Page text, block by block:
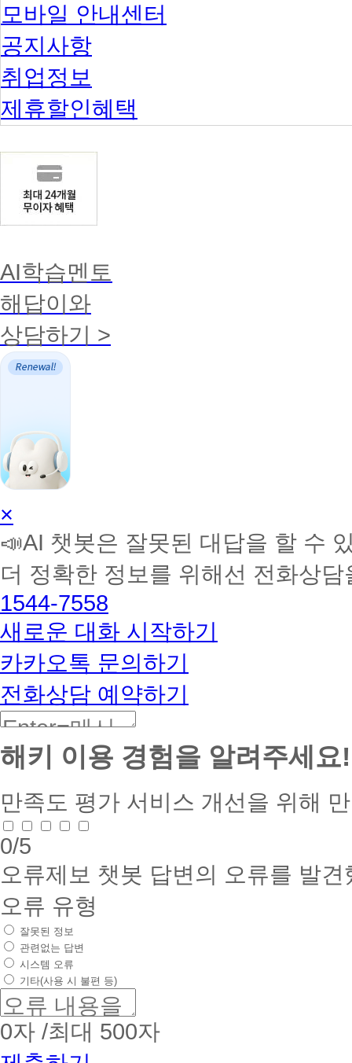
모바일 안내센터
공지사항
취업정보
제휴할인혜택
AI학습멘토
해답이와
상담하기 >
AI
학
습
토
커
BETA
×
📣AI 챗봇은 잘못된 대답을 할 수
더 정확한 정보를 위해선 전화상
1544-7558
새로운 대화 시작하기
카카오톡 문의하기
전화상담 예약하기
해키 이용 경험을 알려주세요!
만족도 평가 서비스 개선을 위해
0/5
오류제보 챗봇 답변의 오류를 발
오류 유형
잘못된 정보
관련없는 답변
시스템 오류
기타(사용 시 불편 등)
0자 /최대 500자